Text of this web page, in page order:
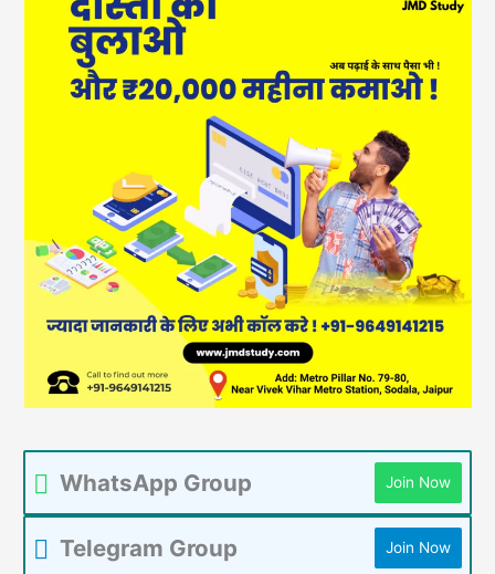
WhatsApp Group Join Now
Telegram Group Join Now